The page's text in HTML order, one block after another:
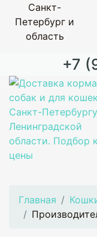
Санкт-
Петербург и
область
+7
Главная